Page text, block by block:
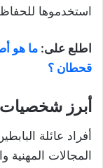
استخدموها
اطلع على: ما هو
قحطان ؟
أبرز شخصيات
أفراد عائلة
المجالات المهنية